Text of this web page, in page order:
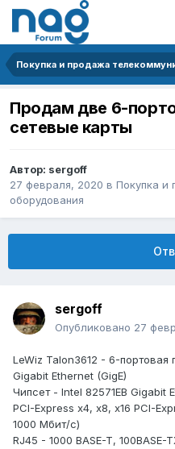
Продам две 6-
сетевые карты
Автор: sergoff
27 февраля, 2020 в Покупка и
оборудования
sergoff
Опубликовано 27
LeWiz Talon3612 - 6-портовая
Gigabit Ethernet (GigE)
Чипсет - Intel 82571EB Gigabit
PCI-Express x4, x8, x16 PCI-
1000 Мбит/с)
RJ45 - 1000 BASE-T,